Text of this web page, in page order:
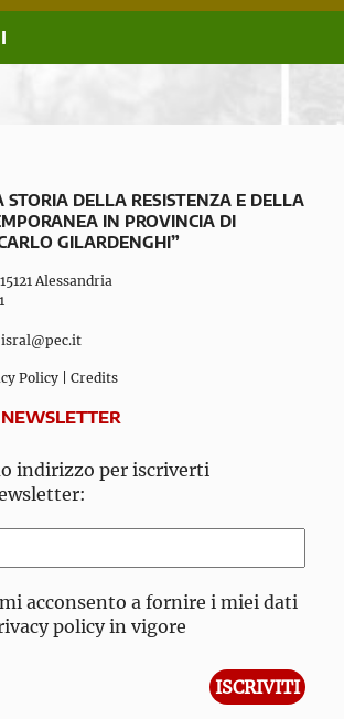
STORIA DELLA RESISTENZA E DELLA
IN PROVINCIA DI
GILARDENGHI”
Alessandria
isral@pec.it
Policy Credits
indirizzo per iscriverti
acconsento a fornire i miei dati
policy in vigore